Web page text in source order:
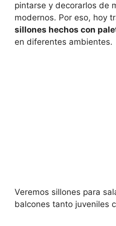
pintarse y decorarlos de
modernos. Por eso, hoy
sillones hechos con
en diferentes ambientes.
Veremos sillones para
balcones tanto juveniles